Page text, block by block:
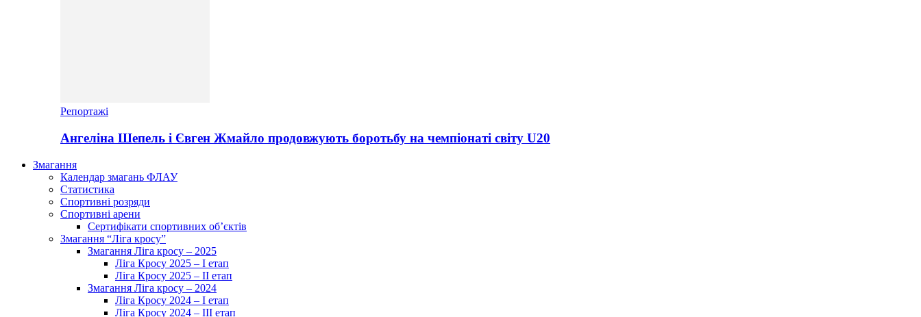
Репортажі
Ангеліна Шепель і Євген Жмайло продовжують боротьбу на чемпіонаті світу U20
Змагання
Календар змагань ФЛАУ
Статистика
Спортивні розряди
Спортивні арени
Сертифікати спортивних об’єктів
Змагання “Ліга кросу”
Змагання Ліга кросу – 2025
Ліга Кросу 2025 – I етап
Ліга Кросу 2025 – II етап
Змагання Ліга кросу – 2024
Ліга Кросу 2024 – I етап
Ліга Кросу 2024 – III етап